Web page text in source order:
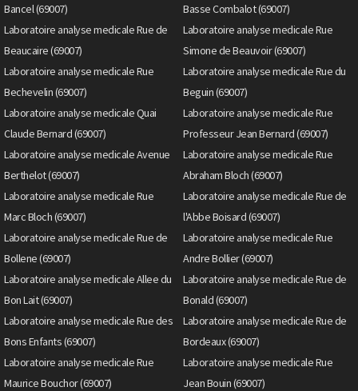
Bancel (69007)
Basse Combalot (69007)
Laboratoire analyse medicale Rue de
Beaucaire (69007)
Laboratoire analyse medicale Rue
Simone de Beauvoir (69007)
Laboratoire analyse medicale Rue
Bechevelin (69007)
Laboratoire analyse medicale Rue du
Beguin (69007)
Laboratoire analyse medicale Quai
Claude Bernard (69007)
Laboratoire analyse medicale Rue
Professeur Jean Bernard (69007)
Laboratoire analyse medicale Avenue
Berthelot (69007)
Laboratoire analyse medicale Rue
Abraham Bloch (69007)
Laboratoire analyse medicale Rue
Marc Bloch (69007)
Laboratoire analyse medicale Rue de
l'Abbe Boisard (69007)
Laboratoire analyse medicale Rue de
Bollene (69007)
Laboratoire analyse medicale Rue
Andre Bollier (69007)
Laboratoire analyse medicale Allee du
Bon Lait (69007)
Laboratoire analyse medicale Rue de
Bonald (69007)
Laboratoire analyse medicale Rue des
Bons Enfants (69007)
Laboratoire analyse medicale Rue de
Bordeaux (69007)
Laboratoire analyse medicale Rue
Maurice Bouchor (69007)
Laboratoire analyse medicale Rue
Jean Bouin (69007)